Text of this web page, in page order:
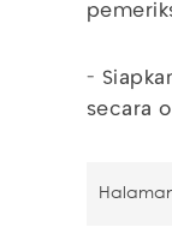
-
secara